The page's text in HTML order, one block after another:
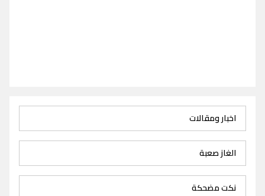
اخبار ومقالات
الغاز صعبة
نكت مضحكة